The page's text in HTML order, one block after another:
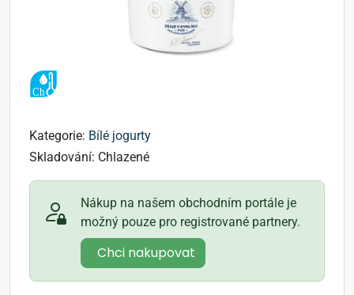
Kategorie: Bílé jogurty
Skladování: Chlazené
Nákup na našem obchodním portále je
možný pouze pro registrované partnery.
Chci nakupovat